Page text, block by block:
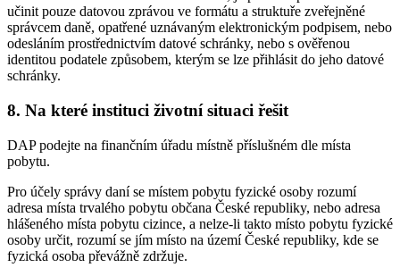
učinit pouze datovou zprávou ve formátu a struktuře zveřejněné
správcem daně, opatřené uznávaným elektronickým podpisem, nebo
odesláním prostřednictvím datové schránky, nebo s ověřenou
identitou podatele způsobem, kterým se lze přihlásit do jeho datové
schránky.
8. Na které instituci životní situaci řešit
DAP podejte na finančním úřadu místně příslušném dle místa
pobytu.
Pro účely správy daní se místem pobytu fyzické osoby rozumí
adresa místa trvalého pobytu občana České republiky, nebo adresa
hlášeného místa pobytu cizince, a nelze-li takto místo pobytu fyzické
osoby určit, rozumí se jím místo na území České republiky, kde se
fyzická osoba převážně zdržuje.